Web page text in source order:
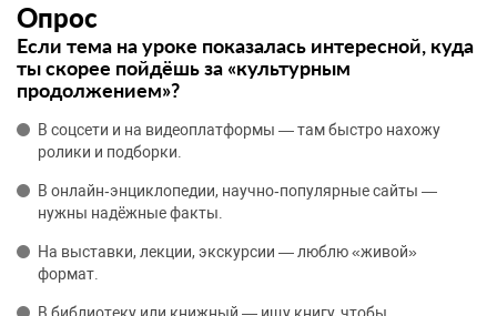
Опрос
Если тема на уроке показалась интересной, куда
ты скорее пойдёшь за «культурным
продолжением»?
В соцсети и на видеоплатформы — там быстро нахожу
ролики и подборки.
В онлайн‑энциклопедии, научно‑популярные сайты —
нужны надёжные факты.
На выставки, лекции, экскурсии — люблю «живой»
формат.